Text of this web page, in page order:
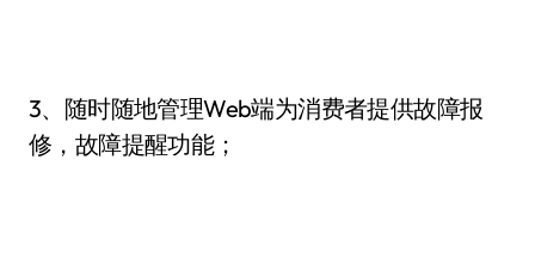
3、随时随地管理Web端为消费者提供故障报
修，故障提醒功能；